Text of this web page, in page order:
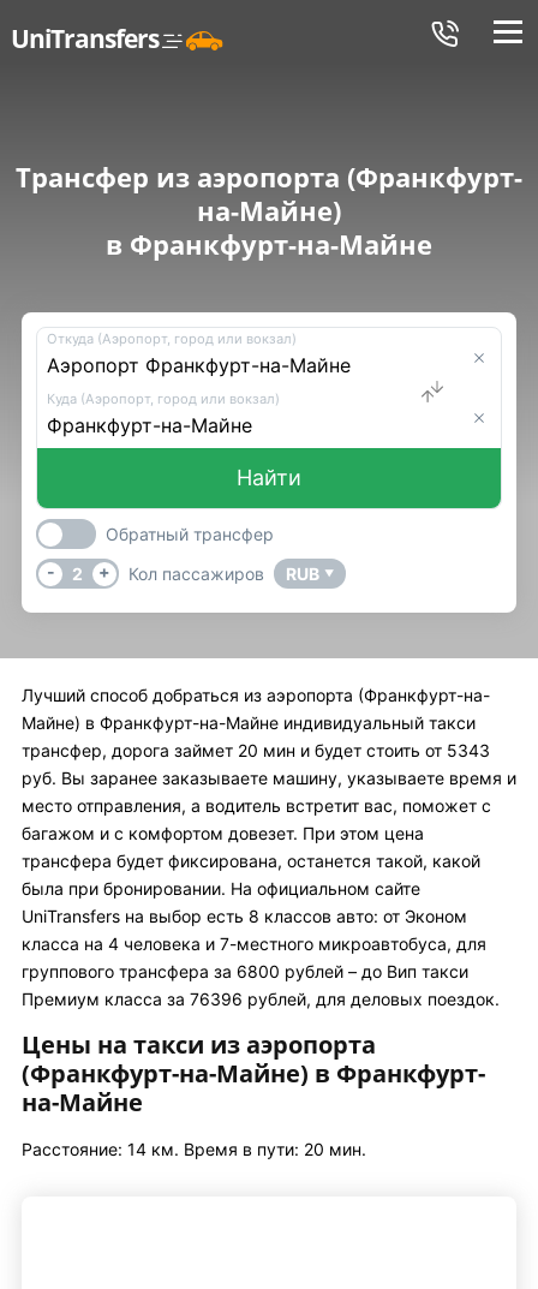
UniTransfers Меню
Трансфер из аэропорта (Франкфурт-
на-Майне)
в Франкфурт-на-Майне
Откуда (Аэропорт, город или вокзал)
Куда (Аэропорт, город или вокзал)
Найти
Обратный трансфер
-
2 + Кол пассажиров RUB ▼
Лучший способ добраться из аэропорта (Франкфурт-на-
Майне) в Франкфурт-на-Майне индивидуальный такси
трансфер, дорога займет 20 мин и будет стоить от 5343
руб. Вы заранее заказываете машину, указываете время и
место отправления, а водитель встретит вас, поможет с
багажом и с комфортом довезет. При этом цена
трансфера будет фиксирована, останется такой, какой
была при бронировании. На официальном сайте
UniTransfers на выбор есть 8 классов авто: от Эконом
класса на 4 человека и 7-местного микроавтобуса, для
группового трансфера за 6800 рублей – до Вип такси
Премиум класса за 76396 рублей, для деловых поездок.
Цены на такси из аэропорта
(Франкфурт-на-Майне) в Франкфурт-
на-Майне
Расстояние: 14 км. Время в пути: 20 мин.